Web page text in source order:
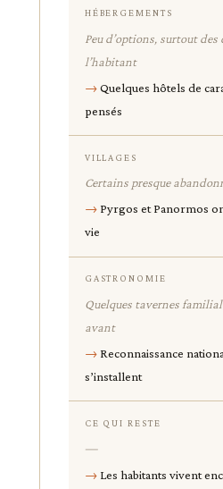
HÉBERGEMENTS
Peu d’options, surtout des
l’habitant
Quelques hôtels de
pensés
VILLAGES
Certains presque
Pyrgos et Panormos
vie
GASTRONOMIE
Quelques tavernes
avant
Reconnaissance
s’installent
CE QUI RESTE
—
Les habitants vivent